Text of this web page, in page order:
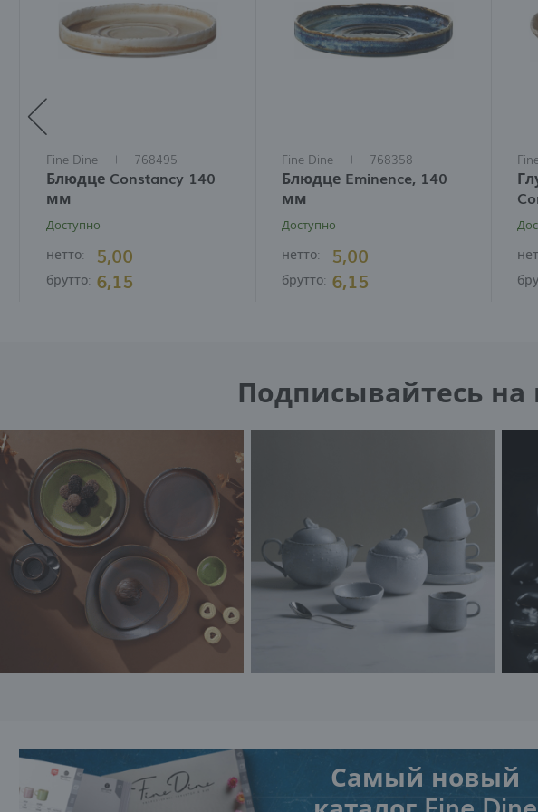
Fine Dine 768495
Блюдце Constancy 140
мм
Доступно
нетто: 5,00
брутто: 6,15
Fine Dine 768358
Блюдце Eminence, 140
мм
Доступно
нетто: 5,00
брутто: 6,15
Подписывайтесь на
Самый новый